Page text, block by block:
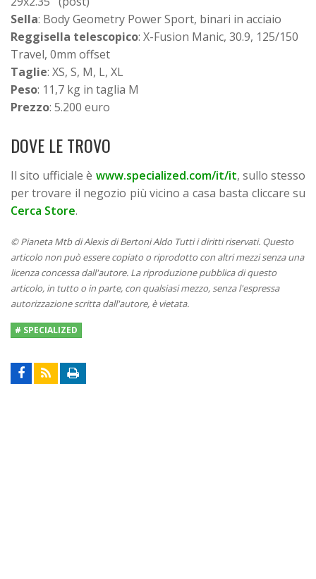
Sella: Body Geometry Power Sport, binari in acciaio
Reggisella telescopico: X-Fusion Manic, 30.9, 125/150
Travel, 0mm offset
Taglie: XS, S, M, L, XL
Peso: 11,7 kg in taglia M
Prezzo: 5.200 euro
DOVE LE TROVO
Il sito ufficiale è www.specialized.com/it/it, sullo stesso
per trovare il negozio più vicino a casa basta cliccare su
Cerca Store.
© Pianeta Mtb di Alexis di Bertoni Aldo Tutti i diritti riservati. Questo
articolo non può essere copiato o riprodotto con altri mezzi senza una
licenza concessa dall'autore. La riproduzione pubblica di questo
articolo, in tutto o in parte, con qualsiasi mezzo, senza l'espressa
autorizzazione scritta dall'autore, è vietata.
# SPECIALIZED